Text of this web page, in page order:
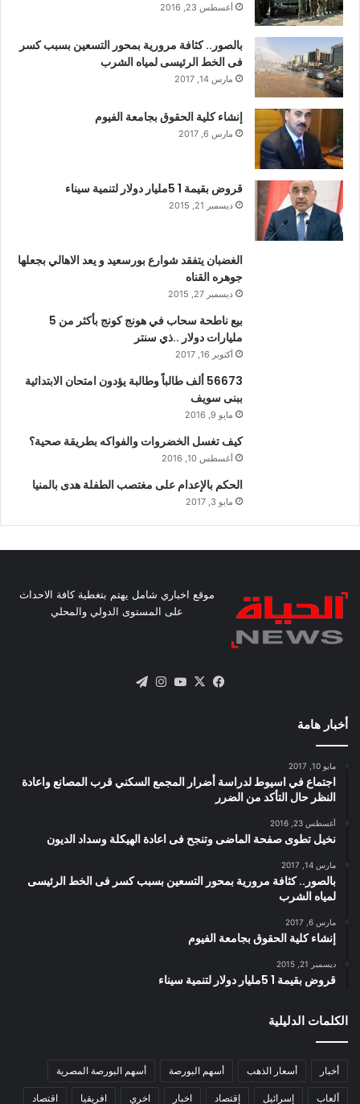
أغسطس 23, 2016
بالصور.. كثافة مرورية بمحور التسعين بسبب كسر
فى الخط الرئيسى لمياه الشرب
مارس 14, 2017
إنشاء كلية الحقوق بجامعة الفيوم
مارس 6, 2017
قروض بقيمة 1 5مليار دولار لتنمية سيناء
ديسمبر 21, 2015
الغضبان يتفقد شوارع بورسعيد و يعد الاهالي بجعلها
جوهره القناه
ديسمبر 27, 2015
بيع ناطحة سحاب في هونج كونج بأكثر من 5
مليارات دولار ..ذي سنتر
أكتوبر 16, 2017
56673 ألف طالباً وطالبة يؤدون امتحان الابتدائية
ببنى سويف
مايو 9, 2016
كيف تغسل الخضروات والفواكه بطريقة صحية؟
أغسطس 10, 2016
الحكم بالإعدام على مغتصب الطفلة هدى بالمنيا
مايو 3, 2017
موقع اخباري شامل يهتم بتغطية كافة الاحداث
على المستوى الدولي والمحلي
فيسبوك
X يوتيوبانستقرام
أخبار هامة
مايو 10, 2017
اجتماع في اسيوط لدراسة أضرار المجمع السكني قرب المصانع واعادة
النظر حال التأكد من الضرر
أغسطس 23, 2016
نخيل تطوى صفحة الماضى وتنجح فى اعادة الهيكلة وسداد الديون
مارس 14, 2017
بالصور.. كثافة مرورية بمحور التسعين بسبب كسر فى الخط الرئيسى
لمياه الشرب
مارس 6, 2017
إنشاء كلية الحقوق بجامعة الفيوم
ديسمبر 21, 2015
قروض بقيمة 1 5مليار دولار لتنمية سيناء
الكلمات الدليلية
أخبار أسعار الذهب أسهم البورصة أسهم البورصة المصرية
ألعاب إسرائيل إقتصاد اخبار اخري افريقيا اقتصاد